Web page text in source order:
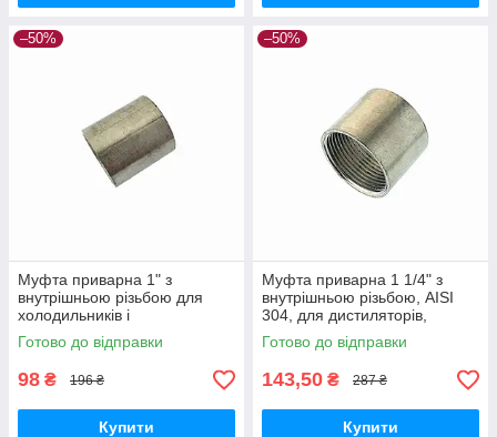
–50%
Муфта приварна 1" з
внутрішньою різьбою для
холодильників і
дефлегматорів, діаметр 37
мм, висока міцність
Готово до відправки
98 ₴ 196 ₴
Купити
–50%
Муфта приварна 1 1/4" з
внутрішньою різьбою, AISI
304, для дистиляторів,
діаметр 48 мм
Готово до відправки
143,50 ₴ 287 ₴
Купити